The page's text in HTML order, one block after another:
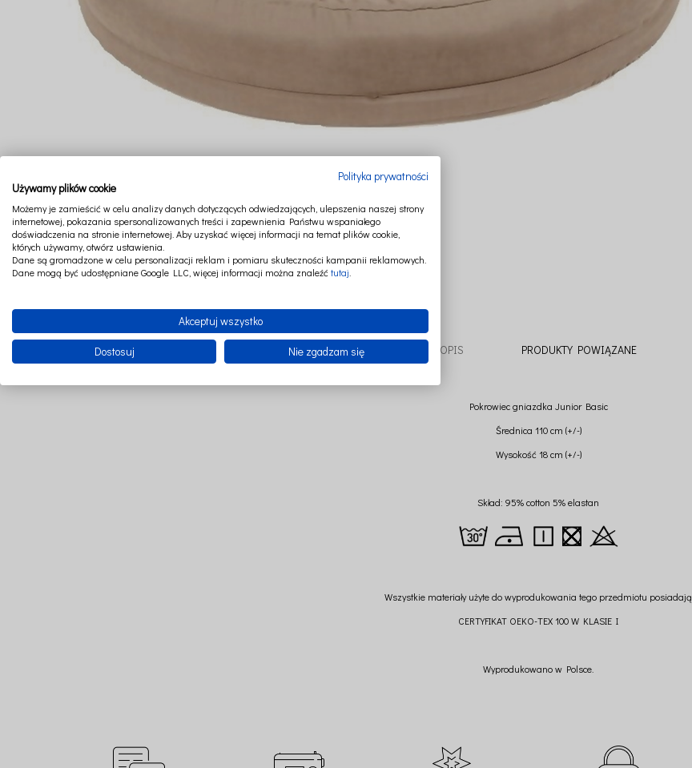
OPIS PRODUKTY POWIĄZANE
Pokrowiec gniazdka Junior Basic
Średnica 110 cm (+/-)
Wysokość 18 cm (+/-)
Skład: 95% cotton 5% elastan
Wszystkie materiały użyte do wyprodukowania tego przedmiotu posiadają
CERTYFIKAT OEKO-TEX 100 W KLASIE I
Wyprodukowano w Polsce.
Polityka prywatności
Używamy plików cookie
Możemy je zamieścić w celu analizy danych dotyczących odwiedzających, ulepszenia naszej strony
internetowej, pokazania spersonalizowanych treści i zapewnienia Państwu wspaniałego
doświadczenia na stronie internetowej. Aby uzyskać więcej informacji na temat plików cookie,
których używamy, otwórz ustawienia.
Dane są gromadzone w celu personalizacji reklam i pomiaru skuteczności kampanii reklamowych.
Dane mogą być udostępniane Google LLC, więcej informacji można znaleźć tutaj
Akceptuj wszystko
Dostosuj Nie zgadzam się